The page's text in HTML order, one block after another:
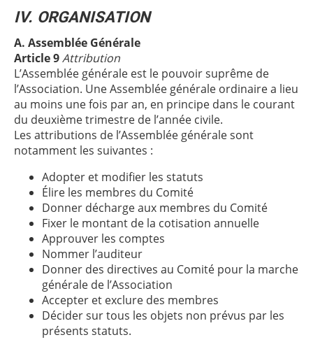
IV. ORGANISATION
A. Assemblée Générale
Article 9Attribution
L’Assemblée générale est le pouvoir suprême de
l’Association. Une Assemblée générale ordinaire a lieu
au moins une fois par an, en principe dans le courant
du deuxième trimestre de l’année civile.
Les attributions de l’Assemblée générale sont
notamment les suivantes :
Adopter et modifier les statuts
Élire les membres du Comité
Donner décharge aux membres du Comité
Fixer le montant de la cotisation annuelle
Approuver les comptes
Nommer l’auditeur
Donner des directives au Comité pour la marche
générale de l’Association
Accepter et exclure des membres
Décider sur tous les objets non prévus par les
présents statuts.